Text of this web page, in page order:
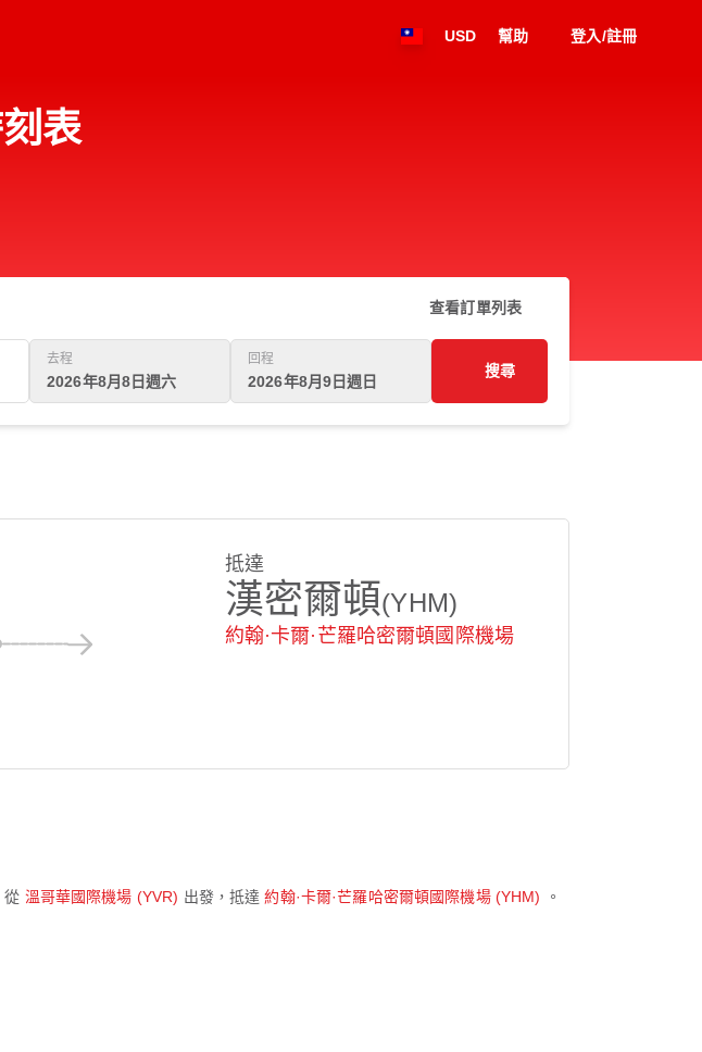
USD 幫助 登入/註冊
表
查看訂單列表
去程
2026年8月8日週六
回程
2026年8月9日週日
搜尋
抵達
漢密爾頓(YHM)
約翰·卡爾·芒羅哈密爾頓國際機場
從 溫哥華國際機場 (YVR) 出發，抵達約翰·卡爾·芒羅哈密爾頓國際機場 (YHM)
。